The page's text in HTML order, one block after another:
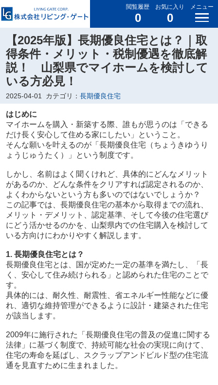
閲覧履歴
0
お気に入り
0
メニュー
【2025年版】長期優良住宅とは？｜取
得条件・メリット・税制優遇を徹底解
説！ 山梨県でマイホームを検討して
いる方必見！
2025-04-01 カテゴリ： 長期優良住宅
はじめに
マイホームを購入・新築する際、誰もが思うのは「できる
だけ長く安心して住める家にしたい」ということ。
そんな願いを叶えるのが「長期優良住宅（ちょうきゆうり
ょうじゅうたく）」という制度です。
しかし、名前はよく聞くけれど、具体的にどんなメリット
があるのか、どんな条件をクリアすれば認定されるのか、
よくわからないという方も多いのではないでしょうか？
この記事では、長期優良住宅の基本から取得までの流れ、
メリット・デメリット、認定基準、そして今後の住宅選び
にどう活かせるのかを、山梨県内での住宅購入を検討して
いる方向けにわかりやすく解説します。
1. 長期優良住宅とは？
長期優良住宅とは、国が定めた一定の基準を満たし、「長
く、安心して住み続けられる」と認められた住宅のことで
す。
具体的には、耐久性、耐震性、省エネルギー性能などに優
れ、適切な維持管理ができるように設計・建築された住宅
が該当します。
2009年に施行された「長期優良住宅の普及の促進に関する
法律」に基づく制度で、持続可能な社会の実現に向けて、
住宅の寿命を延ばし、スクラップアンドビルド型の住宅流
通を見直すために生まれました。